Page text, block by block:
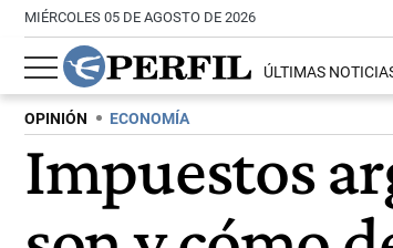
MIÉRCOLES 05 DE AGOSTO DE 2026
ÚLTIMAS
OPINIÓN ECONOMÍA
Impuestos